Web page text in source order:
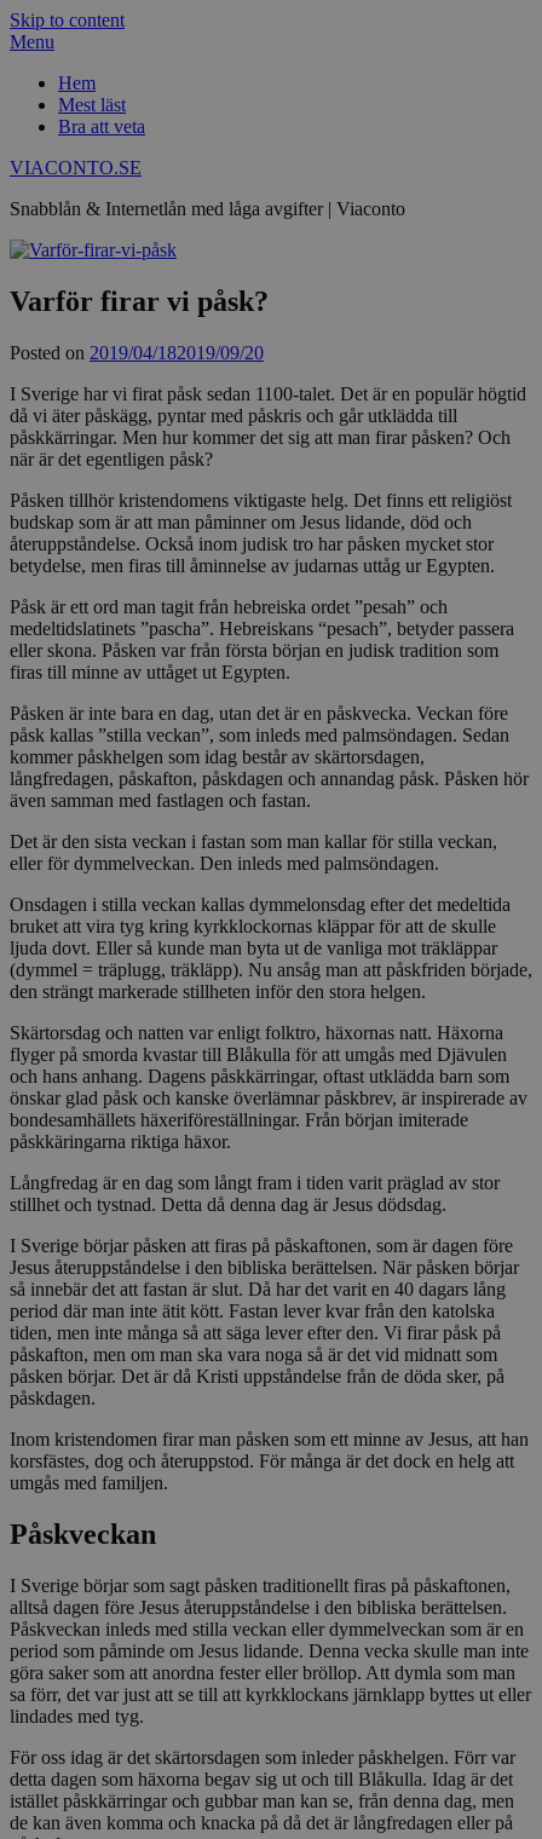
Skip to content
Menu
Hem
Mest läst
Bra att veta
VIACONTO.SE
Snabblån & Internetlån med låga avgifter | Viaconto
Varför firar vi påsk?
Posted on 2019/04/182019/09/20
I Sverige har vi firat påsk sedan 1100-talet. Det är en populär högtid
då vi äter påskägg, pyntar med påskris och går utklädda till
påskkärringar. Men hur kommer det sig att man firar påsken? Och
när är det egentligen påsk?
Påsken tillhör kristendomens viktigaste helg. Det finns ett religiöst
budskap som är att man påminner om Jesus lidande, död och
återuppståndelse. Också inom judisk tro har påsken mycket stor
betydelse, men firas till åminnelse av judarnas uttåg ur Egypten.
Påsk är ett ord man tagit från hebreiska ordet ”pesah” och
medeltidslatinets ”pascha”. Hebreiskans “pesach”, betyder passera
eller skona. Påsken var från första början en judisk tradition som
firas till minne av uttåget ut Egypten.
Påsken är inte bara en dag, utan det är en påskvecka. Veckan före
påsk kallas ”stilla veckan”, som inleds med palmsöndagen. Sedan
kommer påskhelgen som idag består av skärtorsdagen,
långfredagen, påskafton, påskdagen och annandag påsk. Påsken hör
även samman med fastlagen och fastan.
Det är den sista veckan i fastan som man kallar för stilla veckan,
eller för dymmelveckan. Den inleds med palmsöndagen.
Onsdagen i stilla veckan kallas dymmelonsdag efter det medeltida
bruket att vira tyg kring kyrkklockornas kläppar för att de skulle
ljuda dovt. Eller så kunde man byta ut de vanliga mot träkläppar
(dymmel = träplugg, träkläpp). Nu ansåg man att påskfriden började,
den strängt markerade stillheten inför den stora helgen.
Skärtorsdag och natten var enligt folktro, häxornas natt. Häxorna
flyger på smorda kvastar till Blåkulla för att umgås med Djävulen
och hans anhang. Dagens påskkärringar, oftast utklädda barn som
önskar glad påsk och kanske överlämnar påskbrev, är inspirerade av
bondesamhällets häxeriföreställningar. Från början imiterade
påskkäringarna riktiga häxor.
Långfredag är en dag som långt fram i tiden varit präglad av stor
stillhet och tystnad. Detta då denna dag är Jesus dödsdag.
I Sverige börjar påsken att firas på påskaftonen, som är dagen före
Jesus återuppståndelse i den bibliska berättelsen. När påsken börjar
så innebär det att fastan är slut. Då har det varit en 40 dagars lång
period där man inte ätit kött. Fastan lever kvar från den katolska
tiden, men inte många så att säga lever efter den. Vi firar påsk på
påskafton, men om man ska vara noga så är det vid midnatt som
påsken börjar. Det är då Kristi uppståndelse från de döda sker, på
påskdagen.
Inom kristendomen firar man påsken som ett minne av Jesus, att han
korsfästes, dog och återuppstod. För många är det dock en helg att
umgås med familjen.
Påskveckan
I Sverige börjar som sagt påsken traditionellt firas på påskaftonen,
alltså dagen före Jesus återuppståndelse i den bibliska berättelsen.
Påskveckan inleds med stilla veckan eller dymmelveckan som är en
period som påminde om Jesus lidande. Denna vecka skulle man inte
göra saker som att anordna fester eller bröllop. Att dymla som man
sa förr, det var just att se till att kyrkklockans järnklapp byttes ut eller
lindades med tyg.
För oss idag är det skärtorsdagen som inleder påskhelgen. Förr var
detta dagen som häxorna begav sig ut och till Blåkulla. Idag är det
istället påskkärringar och gubbar man kan se, från denna dag, men
de kan även komma och knacka på då det är långfredagen eller på